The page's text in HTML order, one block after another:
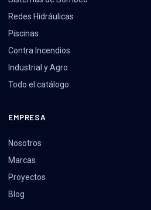
Redes Hidráulicas
Piscinas
Contra Incendios
Industrial y Agro
Todo el catálogo
EMPRESA
Nosotros
Marcas
Proyectos
Blog